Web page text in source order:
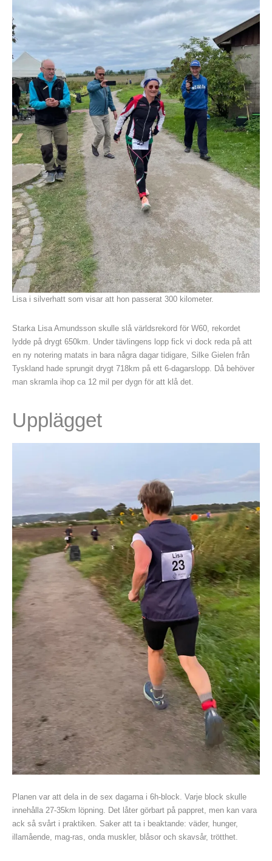
Lisa i silverhatt som visar att hon passerat 300 kilometer.
Starka Lisa Amundsson skulle slå världsrekord för W60, rekordet
lydde på drygt 650km. Under tävlingens lopp fick vi dock reda på att
en ny notering matats in bara några dagar tidigare, Silke Gielen från
Tyskland hade sprungit drygt 718km på ett 6-dagarslopp. Då behöver
man skramla ihop ca 12 mil per dygn för att klå det.
Upplägget
Planen var att dela in de sex dagarna i 6h-block. Varje block skulle
innehålla 27-35km löpning. Det låter görbart på pappret, men kan vara
ack så svårt i praktiken. Saker att ta i beaktande: väder, hunger,
illamående, mag-ras, onda muskler, blåsor och skavsår, trötthet.